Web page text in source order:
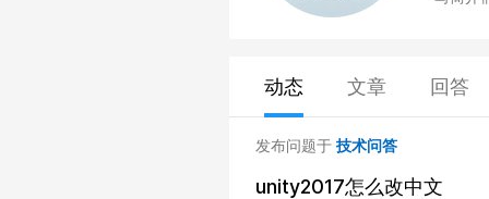
动态 文章 回答
发布问题于 技术问答
unity2017怎么改中文